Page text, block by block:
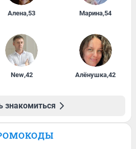
Алена,53 Марина,54
New,42 Алёнушка,42
знакомиться